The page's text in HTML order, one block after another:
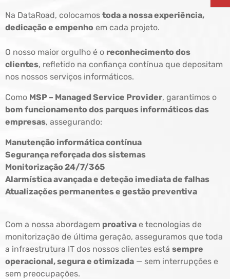
Na DataRoad, colocamos toda a nossa experiência,
dedicação e empenho em cada projeto.
O nosso maior orgulho é o reconhecimento dos
clientes, refletido na confiança contínua que depositam
nos nossos serviços informáticos.
Como MSP – Managed Service Provider, garantimos o
bom funcionamento dos parques informáticos das
empresas, assegurando:
Manutenção informática contínua
Segurança reforçada dos sistemas
Monitorização 24/7/365
Alarmística avançada e deteção imediata de falhas
Atualizações permanentes e gestão preventiva
Com a nossa abordagem proativa e tecnologias de
monitorização de última geração, asseguramos que toda
a infraestrutura IT dos nossos clientes está sempre
operacional, segura e otimizada — sem interrupções e
sem preocupações.